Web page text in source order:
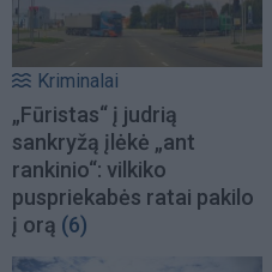
Kriminalai
„Fūristas“ į judrią
sankryžą įlėkė „ant
rankinio“: vilkiko
puspriekabės ratai pakilo
į orą (6)